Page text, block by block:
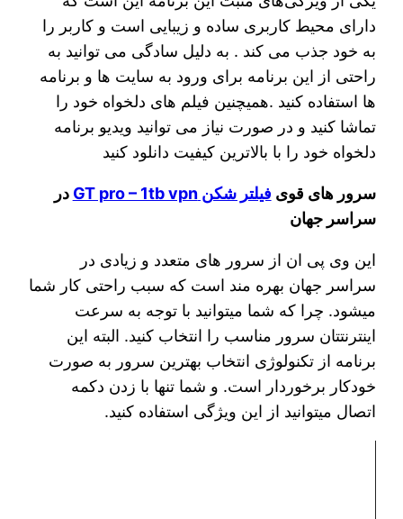
دارای محیط کاربری ساده و زیبایی است و کاربر را
به خود جذب می کند . به دلیل سادگی می توانید به
راحتی از این برنامه برای ورود به سایت ها و برنامه
ها استفاده کنید .همیچنین فیلم های دلخواه خود را
تماشا کنید و در صورت نیاز می توانید ویدیو برنامه
دلخواه خود را با بالاترین کیفیت دانلود کنید
سرور های قوی فیلتر شکن GT pro – 1tb vpn
در
سراسر جهان
این وی پی ان از سرور های متعدد و زیادی در
سراسر جهان بهره مند است که سبب راحتی کار شما
میشود. چرا که شما میتوانید با توجه به سرعت
اینترنتتان سرور مناسب را انتخاب کنید. البته این
برنامه از تکنولوژی انتخاب بهترین سرور به صورت
خودکار برخوردار است. و شما تنها با زدن دکمه
اتصال میتوانید از این ویژگی استفاده کنید.